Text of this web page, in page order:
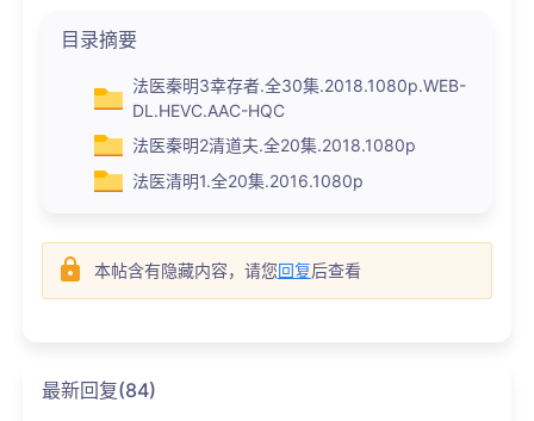
目录摘要
法医秦明3幸存者‎.全30集.2018.1080p.WEB-
DL.HEVC.AAC-HQC
法医秦明2清道夫‎.全20集.2018.1080p
法医清明1.全20集.2016.1080p
本帖含有隐藏内容，请您回复后查看
最新回复(84)